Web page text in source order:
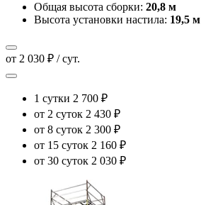
Общая высота сборки: 20,8 м
Высота установки настила: 19,5 м
от 2 030 ₽ / сут.
1 сутки 2 700 ₽
от 2 суток 2 430 ₽
от 8 суток 2 300 ₽
от 15 суток 2 160 ₽
от 30 суток 2 030 ₽